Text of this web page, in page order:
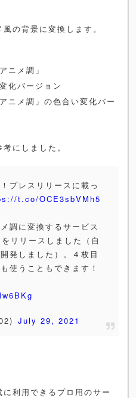
の背景に変換します。
ニメ調」
化バージョン
ニメ調」の色合い変化バー
にしました。
プレスリリースに載っ
t.co/OCE3sbVMh5
調に変換するサービス
リリースしました（自
発しました）。４枚目
使うこともできます！
July 29, 2021
利用できるプロ用のサー